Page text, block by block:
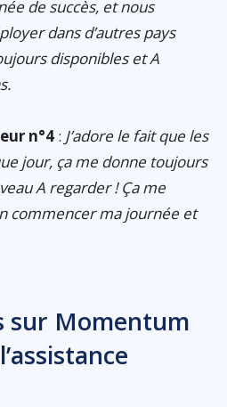
de succès, et nous
dans d’autres pays
disponibles et A
n°4 : J’adore le fait que les
jour, ça me donne toujours
A regarder ! Ça me
commencer ma journée et
sur Momentum